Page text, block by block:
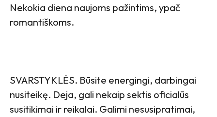
Nekokia diena naujoms pažintims, ypač
romantiškoms.
SVARSTYKLĖS. Būsite energingi, darbingai
nusiteikę. Deja, gali nekaip sektis oficialūs
susitikimai ir reikalai. Galimi nesusipratimai,